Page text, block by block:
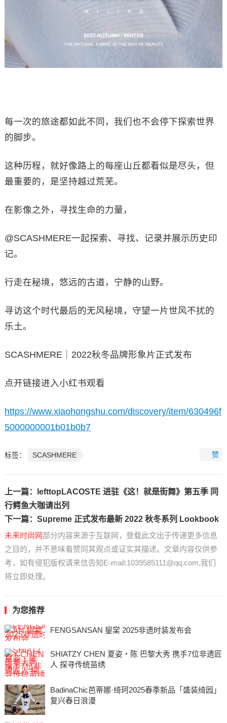
每一次的旅途都如此不同，我们也不会停下探索世界
的脚步。
这种历程，就好像路上的每座山丘都看似是尽头，但
最重要的，是坚持越过荒芜。
在影像之外，寻找生命的力量，
@SCASHMERE一起探索、寻找、记录并展示历史印
记。
行走在秘境，悠远的古道，宁静的山野。
寻访这个时代最后的无风秘境，守望一片世风不扰的
乐土。
SCASHMERE｜2022秋冬品牌形象片正式发布
点开链接进入小红书观看
https://www.xiaohongshu.com/discovery/item/630496f
5000000001b01b0b7
标签： SCASHMERE 赞
上一篇：
lefttopLACOSTE 进驻《这！就是街舞》第五季 同
行鳄鱼大咖请出列
下一篇： Supreme 正式发布最新 2022 秋冬系列 Lookbook
未来时尚网部分内容来源于互联网，登载此文出于传递更多信息
之目的，并不意味着赞同其观点或证实其描述。文章内容仅供参
考，如有侵犯版权请来信告知E-mail:1039585111@qq.com,我们
将立即处理。
为您推荐
FENGSANSAN 鋆棠 2025非遗时装发布会
SHIATZY CHEN 夏姿・陈 巴黎大秀 携手7位非遗匠
人 探寻传统苗绣
BadinaChic芭蒂娜·绮珂2025春季新品「盛装绮园」
复兴春日浪漫